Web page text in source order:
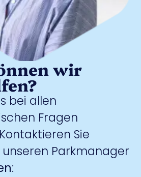
wir
bei allen
Fragen
Sie
Parkmanager
: